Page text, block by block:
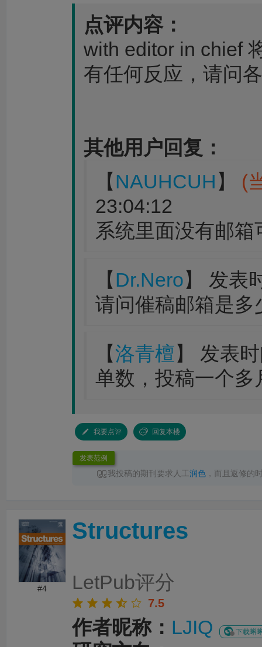
点评内容：
with editor in chief
有任何反应，请问
其他用户回复：
【 NAUHCUH 】 (
23:04:12
系统里面没有邮
【 Dr.Nero】 发表
请问催稿邮箱是多
【洛青檀】 发表
单数，投稿一个
我要点评 回复本楼
发表范例
我投稿的期刊要求人工润色 ，而且返修的
#4
Structures
LetPub评分
7.5
作者昵称： LJIQ 下载蝌